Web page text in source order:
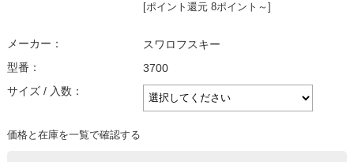
[ポイント還元 8ポイント～]
メーカー：
スワロフスキー
型番：
3700
サイズ / 入数：
価格と在庫を一覧で確認する